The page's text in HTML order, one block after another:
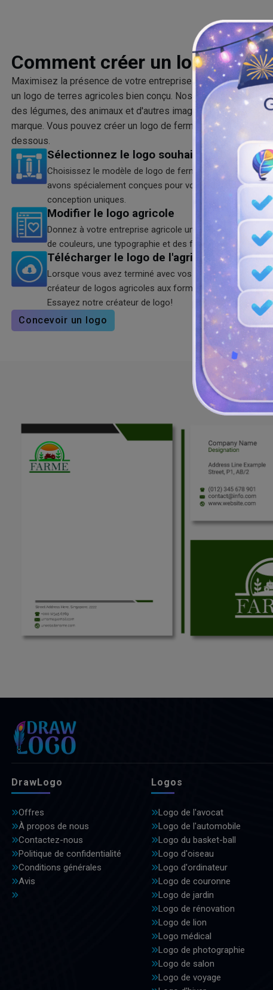
Comment créer un logo
Maximisez la présence de votre entreprise en montrant la
un logo de terres agricoles bien conçu. Nos logos agricoles
des légumes, des animaux et d'autres images pour donner
marque. Vous pouvez créer un logo de ferme créatif en
dessous.
Sélectionnez le logo souhaité
Choisissez le modèle de logo de ferme laitière moderne
avons spécialement conçues pour votre entreprise
conception uniques.
Modifier le logo agricole
Donnez à votre entreprise agricole une popularité sans
de couleurs, une typographie et des formes parfaites
Télécharger le logo de l'agriculture
Lorsque vous avez terminé avec vos logos agricoles,
créateur de logos agricoles aux formats SVG, PNG et
Essayez notre créateur de logo!
Concevoir un logo
DrawLogo
Offres
À propos de nous
Contactez-nous
Politique de confidentialité
Conditions générales
Avis
Logos
Logo de l'avocat
Logo de l'automobile
Logo du basket-ball
Logo d'oiseau
Logo d'ordinateur
Logo de couronne
Logo de jardin
Logo de rénovation
Logo de lion
Logo médical
Logo de photographie
Logo de salon
Logo de voyage